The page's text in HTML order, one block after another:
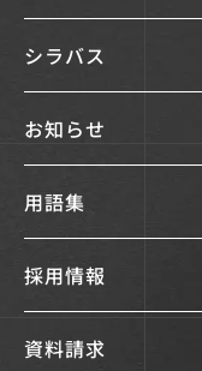
シラバス
お知らせ
用語集
採用情報
資料請求